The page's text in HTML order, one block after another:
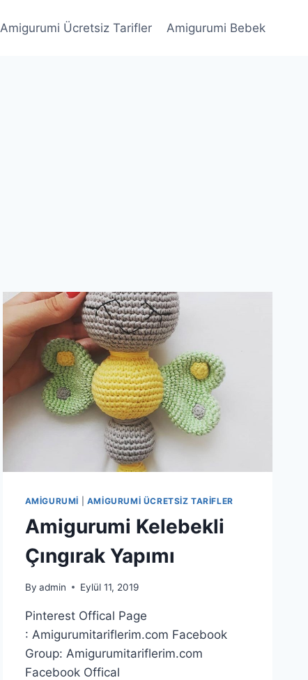
Amigurumi Ücretsiz Tarifler Amigurumi Bebek
AMIGURUMI AMIGURUMI ÜCRETSIZ TARIFLER
Amigurumi Kelebekli
Çıngırak Yapımı
By admin Eylül 11, 2019
Pinterest Offical Page
: Amigurumitariflerim.com Facebook
Group: Amigurumitariflerim.com
Facebook Offical